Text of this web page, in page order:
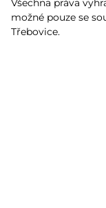
Všechna práva
možné pouze se
Třebovice.